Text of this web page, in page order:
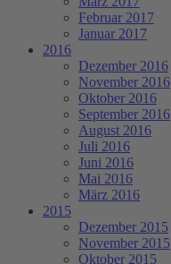
Februar 2017
Januar 2017
2016
Dezember 2016
November 2016
Oktober 2016
September 2016
August 2016
Juli 2016
Juni 2016
Mai 2016
März 2016
2015
Dezember 2015
November 2015
Oktober 2015